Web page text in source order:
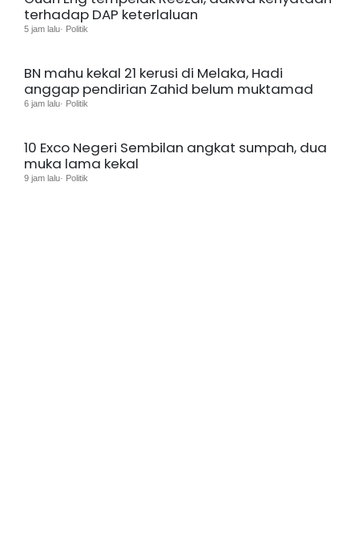
terhadap DAP keterlaluan
5 jam lalu· Politik
BN mahu kekal 21 kerusi di Melaka, Hadi
anggap pendirian Zahid belum muktamad
6 jam lalu· Politik
10 Exco Negeri Sembilan angkat sumpah, dua
muka lama kekal
9 jam lalu· Politik